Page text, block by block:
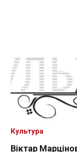
Віктар
Культура